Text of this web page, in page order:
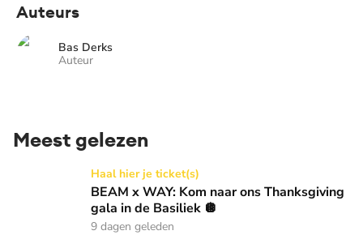
Auteurs
Bas Derks
Auteur
Meest gelezen
BEAM x WAY: Kom naar ons Thanksgiving gala in de
Haal hier je ticket(s)
BEAM x WAY: Kom naar ons Thanksgiving
gala in de Basiliek 🪩
9 dagen geleden